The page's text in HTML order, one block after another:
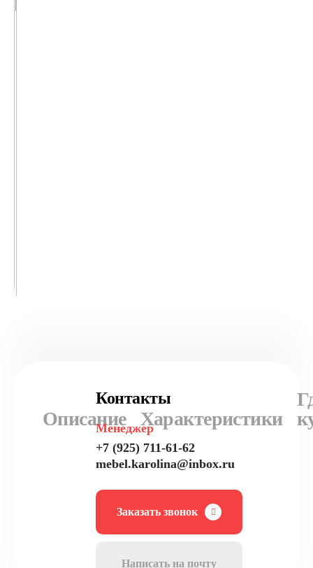
Описание Характеристики
Контакты
Менеджер
+7 (925) 711-61-62
mebel.karolina@inbox.ru
Заказать звонок
Написать на почту